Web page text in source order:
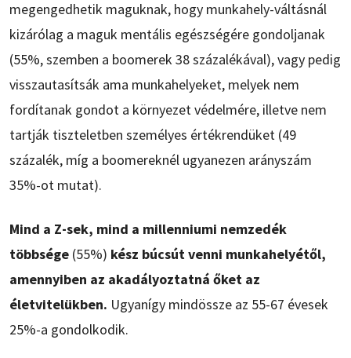
megengedhetik maguknak, hogy munkahely-váltásnál
kizárólag a maguk mentális egészségére gondoljanak
(55%, szemben a boomerek 38 százalékával), vagy pedig
visszautasítsák ama munkahelyeket, melyek nem
fordítanak gondot a környezet védelmére, illetve nem
tartják tiszteletben személyes értékrendüket (49
százalék, míg a boomereknél ugyanezen arányszám
35%-ot mutat).
Mind a Z-sek, mind a millenniumi nemzedék
többsége (55%) kész búcsút venni munkahelyétől,
amennyiben az akadályoztatná őket az
életvitelükben. Ugyanígy mindössze az 55-67 évesek
25%-a gondolkodik.